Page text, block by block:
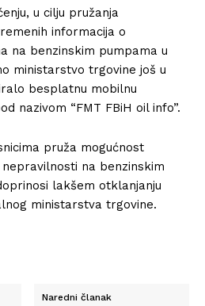
u cilju pružanja
informacija o
na benzinskim pumpama u
ministarstvo trgovine još u
besplatnu mobilnu
nazivom “FMT FBiH oil info”.
pruža mogućnost
na benzinskim
lakšem otklanjanju
ministarstva trgovine.
Naredni članak